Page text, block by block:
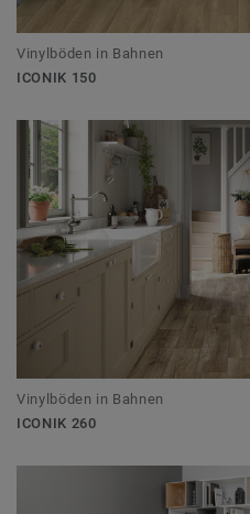
Vinylböden in Bahnen
ICONIK 150
Vinylböden in Bahnen
ICONIK 260